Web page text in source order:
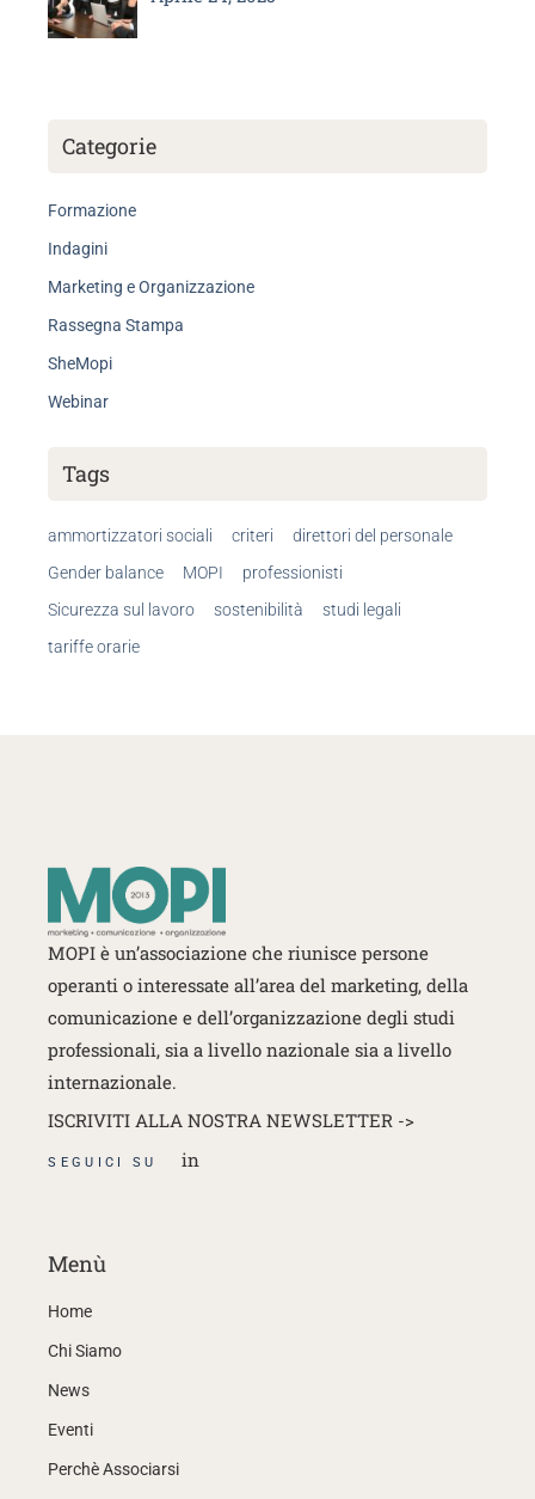
Categorie
Formazione
Indagini
Marketing e Organizzazione
Rassegna Stampa
SheMopi
Webinar
Tags
ammortizzatori sociali criteri
direttori del personale
Gender balance
MOPI
professionisti
Sicurezza sul lavoro
sostenibilità
studi legali
tariffe orarie
MOPI è un’associazione che riunisce persone
operanti o interessate all’area del marketing, della
comunicazione e dell’organizzazione degli studi
professionali, sia a livello nazionale sia a livello
internazionale.
ISCRIVITI ALLA NOSTRA NEWSLETTER ->
SEGUICI SU in
Menù
Home
Chi Siamo
News
Eventi
Perchè Associarsi